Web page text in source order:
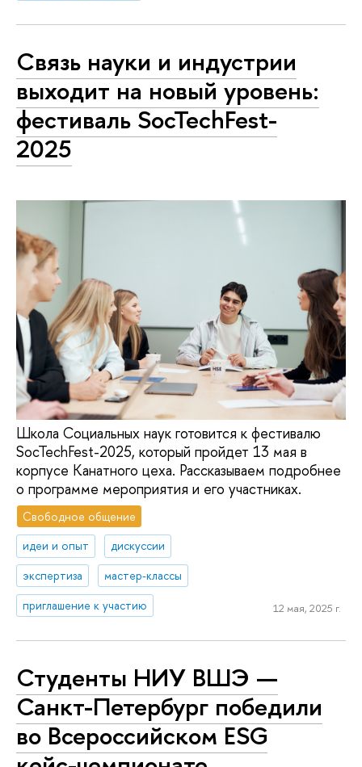
Связь науки и индустрии
выходит на новый уровень:
фестиваль SocTechFest-
2025
Школа Социальных наук готовится к фестивалю
SocTechFest-2025, который пройдет 13 мая в
корпусе Канатного цеха. Рассказываем подробнее
о программе мероприятия и его участниках.
Свободное общение
идеи и опыт
дискуссии
экспертиза
мастер-классы
приглашение к участию
12 мая, 2025 г.
Студенты НИУ ВШЭ —
Санкт-Петербург победили
во Всероссийском ESG